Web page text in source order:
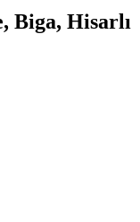
Biga, Hisarlı